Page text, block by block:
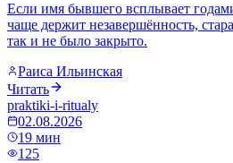
Если имя бывшего всплывает
чаще держит незавершённость,
так и не было закрыто.
Раиса Ильинская
Читать
praktiki-i-ritualy
02.08.2026
19 мин
125